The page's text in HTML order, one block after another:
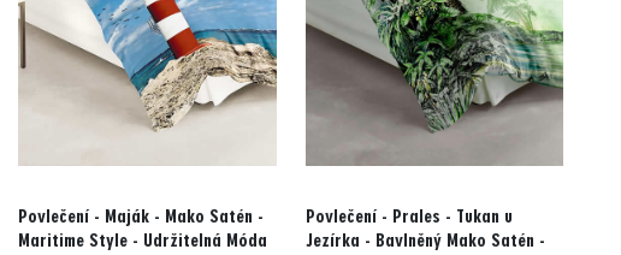
Povlečení - Maják - Mako Satén -
Maritime Style - Udržitelná Móda
Povlečení - Prales - Tukan u
Jezírka - Bavlněný Mako Satén -